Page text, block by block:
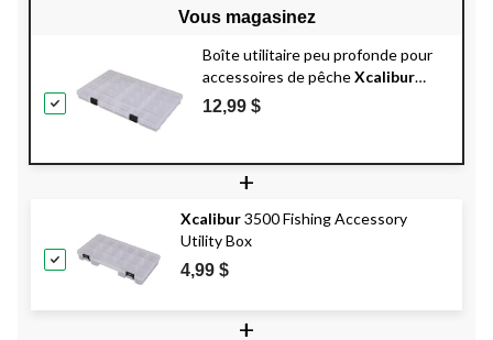
Vous magasinez
Boîte utilitaire peu profonde pour
accessoires de pêcheXcalibur
3700
12,99 $
+
Xcalibur3500 Fishing Accessory
Utility Box
4,99 $
+